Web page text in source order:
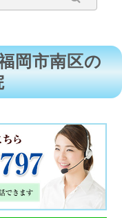
岡市南区の